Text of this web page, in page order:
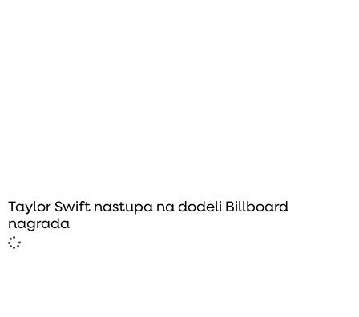
Taylor Swift nastupa na dodeli Billboard
nagrada